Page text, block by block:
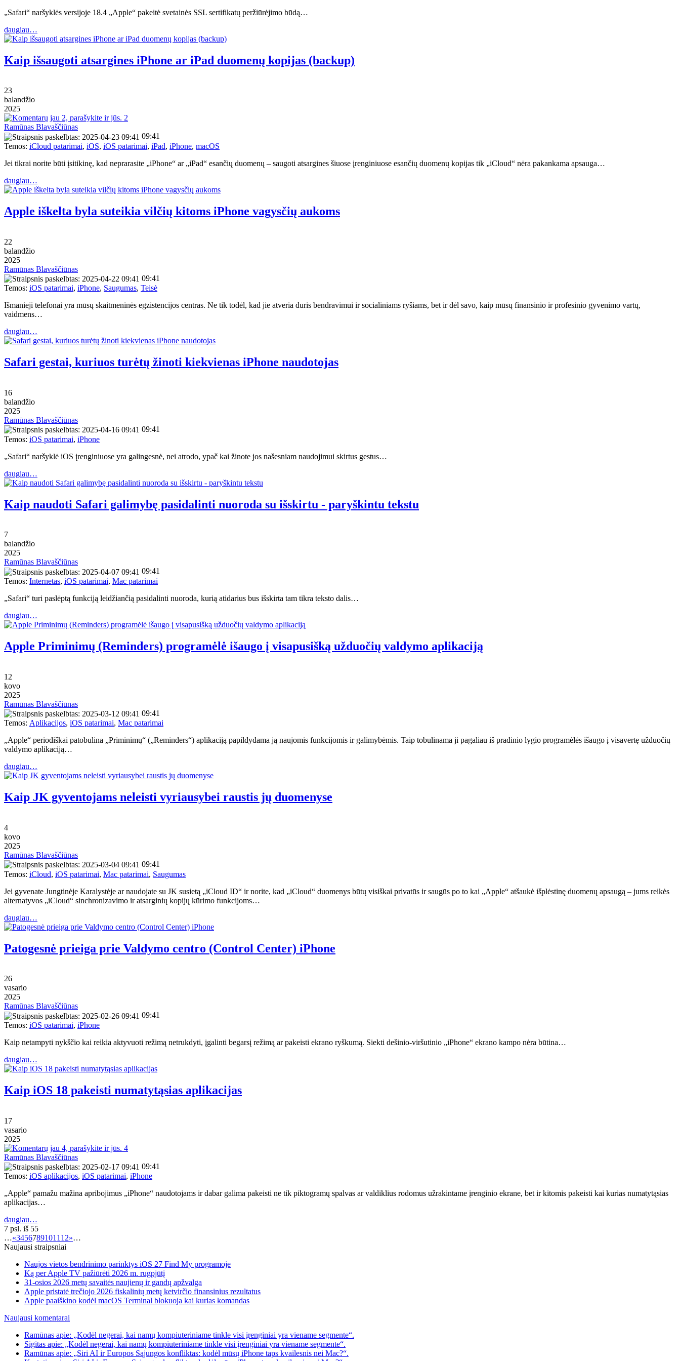
„Safari“ naršyklės versijoje 18.4 „Apple“ pakeitė svetainės SSL sertifikatų peržiūrėjimo būdą…
daugiau…
Kaip išsaugoti atsargines iPhone ar iPad duomenų kopijas (backup)
23
balandžio
2025
2
Ramūnas Blavaščiūnas
09:41
Temos: iCloud patarimai, iOS, iOS patarimai, iPad, iPhone, macOS
Jei tikrai norite būti įsitikinę, kad neprarasite „iPhone“ ar „iPad“ esančių duomenų – saugoti atsargines šiuose įrenginiuose esančių duomenų kopijas tik „iCloud“ nėra pakankama apsauga…
daugiau…
Apple iškelta byla suteikia vilčių kitoms iPhone vagysčių aukoms
22
balandžio
2025
Ramūnas Blavaščiūnas
09:41
Temos: iOS patarimai, iPhone, Saugumas, Teisė
Išmanieji telefonai yra mūsų skaitmeninės egzistencijos centras. Ne tik todėl, kad jie atveria duris bendravimui ir socialiniams ryšiams, bet ir dėl savo, kaip mūsų finansinio ir profesinio gyvenimo vartų,
vaidmens…
daugiau…
Safari gestai, kuriuos turėtų žinoti kiekvienas iPhone naudotojas
16
balandžio
2025
Ramūnas Blavaščiūnas
09:41
Temos: iOS patarimai, iPhone
„Safari“ naršyklė iOS įrenginiuose yra galingesnė, nei atrodo, ypač kai žinote jos našesniam naudojimui skirtus gestus…
daugiau…
Kaip naudoti Safari galimybę pasidalinti nuoroda su išskirtu - paryškintu tekstu
7
balandžio
2025
Ramūnas Blavaščiūnas
09:41
Temos: Internetas, iOS patarimai, Mac patarimai
„Safari“ turi paslėptą funkciją leidžiančią pasidalinti nuoroda, kurią atidarius bus išskirta tam tikra teksto dalis…
daugiau…
Apple Priminimų (Reminders) programėlė išaugo į visapusišką užduočių valdymo aplikaciją
12
kovo
2025
Ramūnas Blavaščiūnas
09:41
Temos: Aplikacijos, iOS patarimai, Mac patarimai
„Apple“ periodiškai patobulina „Priminimų“ („Reminders“) aplikaciją papildydama ją naujomis funkcijomis ir galimybėmis. Taip tobulinama ji pagaliau iš pradinio lygio programėlės išaugo į visavertę užduočių
valdymo aplikaciją…
daugiau…
Kaip JK gyventojams neleisti vyriausybei raustis jų duomenyse
4
kovo
2025
Ramūnas Blavaščiūnas
09:41
Temos: iCloud, iOS patarimai, Mac patarimai, Saugumas
Jei gyvenate Jungtinėje Karalystėje ar naudojate su JK susietą „iCloud ID“ ir norite, kad „iCloud“ duomenys būtų visiškai privatūs ir saugūs po to kai „Apple“ atšaukė išplėstinę duomenų apsaugą – jums reikės
alternatyvos „iCloud“ sinchronizavimo ir atsarginių kopijų kūrimo funkcijoms…
daugiau…
Patogesnė prieiga prie Valdymo centro (Control Center) iPhone
26
vasario
2025
Ramūnas Blavaščiūnas
09:41
Temos: iOS patarimai, iPhone
Kaip netampyti nykščio kai reikia aktyvuoti režimą netrukdyti, įgalinti begarsį režimą ar pakeisti ekrano ryškumą. Siekti dešinio-viršutinio „iPhone“ ekrano kampo nėra būtina…
daugiau…
Kaip iOS 18 pakeisti numatytąsias aplikacijas
17
vasario
2025
4
Ramūnas Blavaščiūnas
09:41
Temos: iOS aplikacijos, iOS patarimai, iPhone
„Apple“ pamažu mažina apribojimus „iPhone“ naudotojams ir dabar galima pakeisti ne tik piktogramų spalvas ar valdiklius rodomus užrakintame įrenginio ekrane, bet ir kitomis pakeisti kai kurias numatytąsias
aplikacijas…
daugiau…
7 psl. iš 55
…«34567891011 12»…
Naujausi straipsniai
Naujos vietos bendrinimo parinktys iOS 27 Find My programoje
Ką per Apple TV pažiūrėti 2026 m. rugpjūtį
31-osios 2026 metų savaitės naujienų ir gandų apžvalga
Apple pristatė trečiojo 2026 fiskalinių metų ketvirčio finansinius rezultatus
Apple paaiškino kodėl macOS Terminal blokuoja kai kurias komandas
Naujausi komentarai
Ramūnas apie: „Kodėl negerai, kai namų kompiuteriniame tinkle visi įrenginiai yra viename segmente“.
Sigitas apie: „Kodėl negerai, kai namų kompiuteriniame tinkle visi įrenginiai yra viename segmente“.
Ramūnas apie: „Siri AI ir Europos Sąjungos konfliktas: kodėl mūsų iPhone taps kvailesnis nei Mac?“.